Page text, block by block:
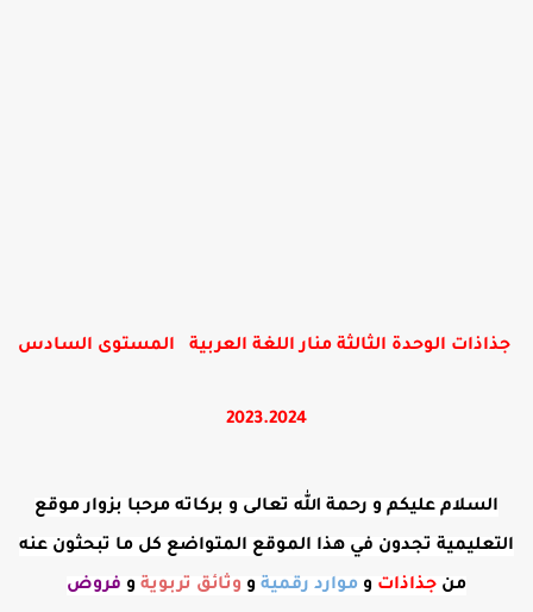
جذاذات الوحدة الثالثة منار اللغة العربية المستوى السادس
2023.2024
السلام عليكم و رحمة الله تعالى و بركاته مرحبا بزوار موقع
التعليمية تجدون في هذا الموقع المتواضع كل ما تبحثون عنه
من جذاذات و موارد رقمية و وثائق تربوية و فروض